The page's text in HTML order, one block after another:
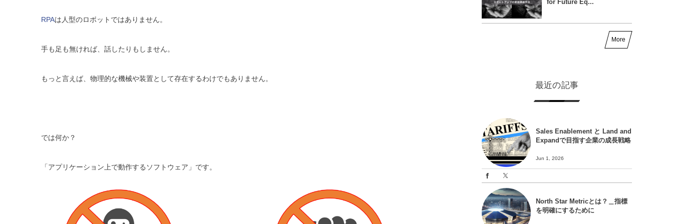
RPAは人型のロボットではありません。
手も足も無ければ、話したりもしません。
もっと言えば、物理的な機械や装置として存在するわけでもありません。
では何か？
「アプリケーション上で動作するソフトウェア」です。
for Future Eq...
More
最近の記事
Sales Enablement と Land and
Expandで目指す企業の成長戦略
Jun 1, 2026
North Star Metricとは？＿指標
を明確にするために